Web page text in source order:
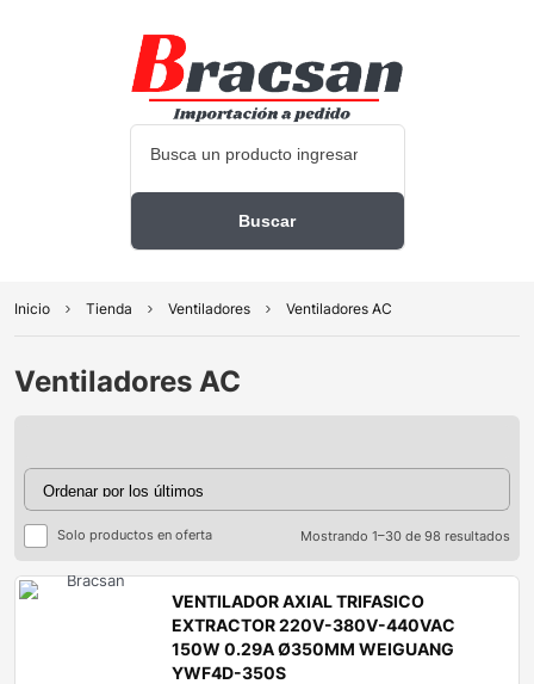
Inicio Tienda Ventiladores Ventiladores AC
Ventiladores AC
Solo productos en oferta Mostrando 1–30 de 98 resultados
VENTILADOR AXIAL TRIFASICO
EXTRACTOR 220V-380V-440VAC
150W 0.29A Ø350MM WEIGUANG
YWF4D-350S